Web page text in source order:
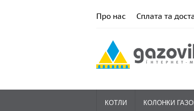
Про нас Сплата та
КОТЛИ КОЛОНКИ